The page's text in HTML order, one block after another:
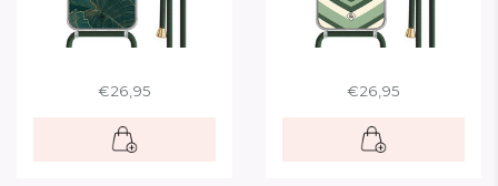
€26,95 €26,95